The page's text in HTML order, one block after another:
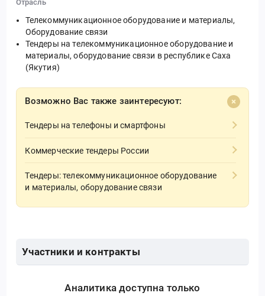
Отрасль
Телекоммуникационное оборудование и материалы,
Оборудование связи
Тендеры на телекоммуникационное оборудование и
материалы, оборудование связи в республике Саха
(Якутия)
Возможно Вас также заинтересуют:
Тендеры на телефоны и смартфоны
Коммерческие тендеры России
Тендеры: телекоммуникационное оборудование
и материалы, оборудование связи
Участники и контракты
Аналитика доступна только